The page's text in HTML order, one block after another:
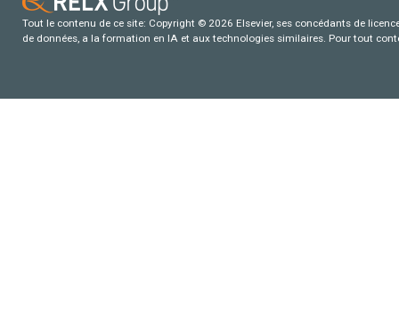
Tout le contenu de ce site: Copyright © 2026 Elsevier, ses concédants de
de données, a la formation en IA et aux technologies similaires. Pour tout